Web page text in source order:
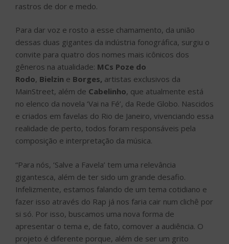
rastros de dor e medo.
Para dar voz e rosto a esse chamamento, da união
dessas duas gigantes da indústria fonográfica, surgiu o
convite para quatro dos nomes mais icônicos dos
gêneros na atualidade: MCs Poze do
Rodo, Bielzin e Borges, artistas exclusivos da
MainStreet, além de Cabelinho, que atualmente está
no elenco da novela ‘Vai na Fé’, da Rede Globo. Nascidos
e criados em favelas do Rio de Janeiro, vivenciando essa
realidade de perto, todos foram responsáveis pela
composição e interpretação da música.
“Para nós, ‘Salve a Favela’ tem uma relevância
gigantesca, além de ter sido um grande desafio.
Infelizmente, estamos falando de um tema cotidiano e
fazer isso através do Rap já nos faria cair num clichê por
si só. Por isso, buscamos uma nova forma de
apresentar o tema e, de fato, comover a audiência. O
projeto é diferente porque, além de ser um grito